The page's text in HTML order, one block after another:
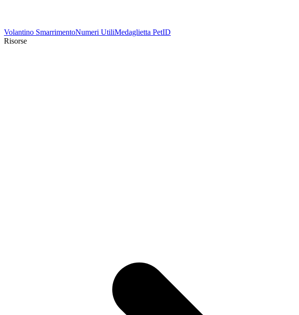
Volantino SmarrimentoNumeri UtiliMedaglietta PetID
Risorse